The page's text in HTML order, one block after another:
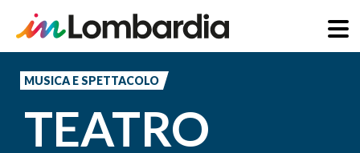
MUSICA E SPETTACOLO
TEATRO